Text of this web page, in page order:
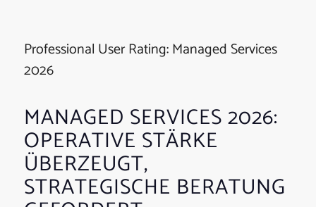
Professional User Rating: Managed Services
2026
MANAGED SERVICES 2026:
OPERATIVE STÄRKE
ÜBERZEUGT,
STRATEGISCHE BERATUNG